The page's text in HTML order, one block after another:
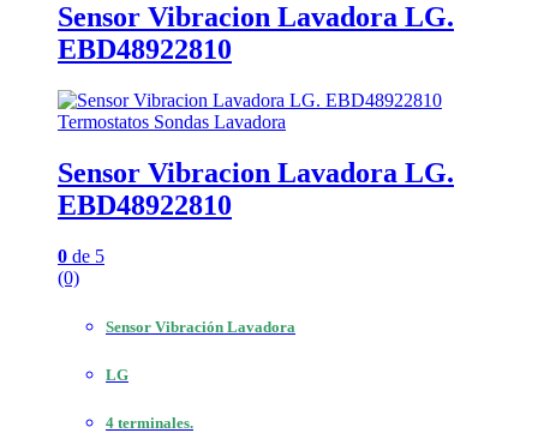
Sensor Vibracion Lavadora LG.
EBD48922810
Termostatos Sondas Lavadora
Sensor Vibracion Lavadora LG.
EBD48922810
0 de 5
(0)
Sensor Vibración Lavadora
LG
4 terminales.